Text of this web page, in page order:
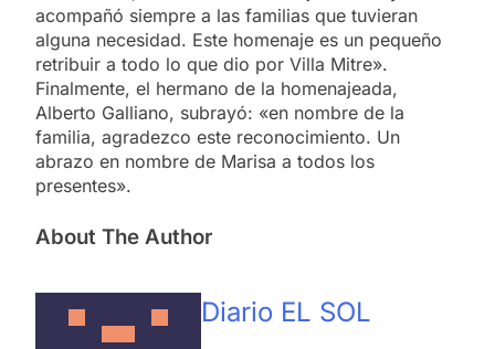
acompañó siempre a las familias que tuvieran
alguna necesidad. Este homenaje es un pequeño
retribuir a todo lo que dio por Villa Mitre».
Finalmente, el hermano de la homenajeada,
Alberto Galliano, subrayó: «en nombre de la
familia, agradezco este reconocimiento. Un
abrazo en nombre de Marisa a todos los
presentes».
About The Author
Diario EL SOL